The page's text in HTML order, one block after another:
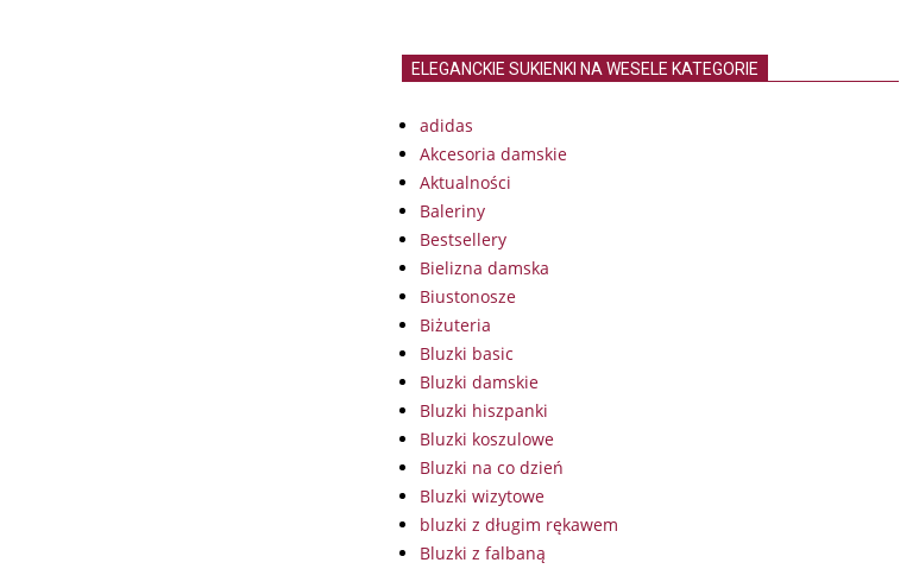
ELEGANCKIE SUKIENKI NA WESELE KATEGORIE
adidas
Akcesoria damskie
Aktualności
Baleriny
Bestsellery
Bielizna damska
Biustonosze
Biżuteria
Bluzki basic
Bluzki damskie
Bluzki hiszpanki
Bluzki koszulowe
Bluzki na co dzień
Bluzki wizytowe
bluzki z długim rękawem
Bluzki z falbaną